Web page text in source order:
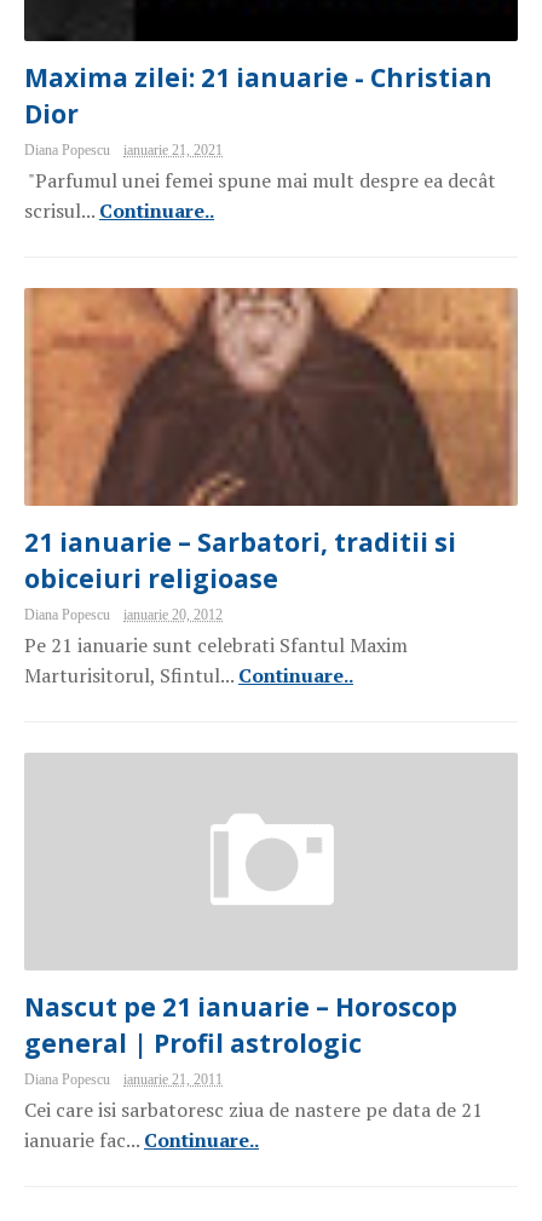
Maxima zilei: 21 ianuarie - Christian
Dior
Diana Popescu ianuarie 21, 2021
"Parfumul unei femei spune mai mult despre ea decât
scrisul... Continuare..
21 ianuarie – Sarbatori, traditii si
obiceiuri religioase
Diana Popescu ianuarie 20, 2012
Pe 21 ianuarie sunt celebrati Sfantul Maxim
Marturisitorul, Sfintul... Continuare..
Nascut pe 21 ianuarie – Horoscop
general | Profil astrologic
Diana Popescu ianuarie 21, 2011
Cei care isi sarbatoresc ziua de nastere pe data de 21
ianuarie fac... Continuare..